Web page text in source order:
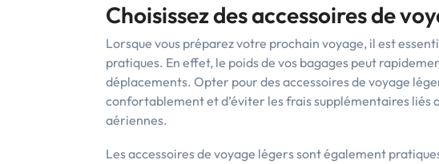
Choisissez des accessoires de
Lorsque vous préparez votre prochain voyage, il est
pratiques. En effet, le poids de vos bagages peut
déplacements. Opter pour des accessoires de voyage
confortablement et d’éviter les frais supplémentaires liés
aériennes.
Les accessoires de voyage légers sont également